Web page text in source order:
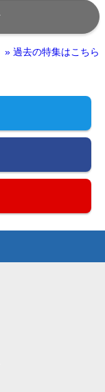
» 過去の特集はこちら